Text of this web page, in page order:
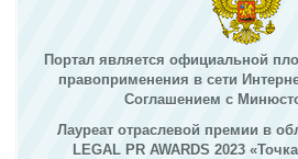
Портал является официальной
правоприменения в сети
Соглашением с
Лауреат отраслевой премии в
LEGAL PR AWARDS 2023